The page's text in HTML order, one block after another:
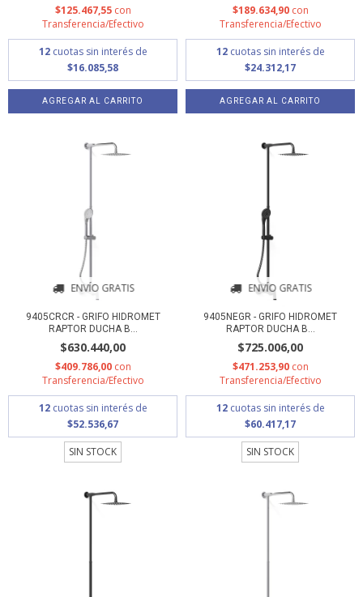
$125.467,55 con
Transferencia/Efectivo
12 cuotas sin interés de
$16.085,58
$189.634,90 con
Transferencia/Efectivo
12 cuotas sin interés de
$24.312,17
ENVÍO GRATIS
9405CRCR - GRIFO HIDROMET
RAPTOR DUCHA B...
$630.440,00
$409.786,00 con
Transferencia/Efectivo
12 cuotas sin interés de
$52.536,67
SIN STOCK
ENVÍO GRATIS
9405NEGR - GRIFO HIDROMET
RAPTOR DUCHA B...
$725.006,00
$471.253,90 con
Transferencia/Efectivo
12 cuotas sin interés de
$60.417,17
SIN STOCK